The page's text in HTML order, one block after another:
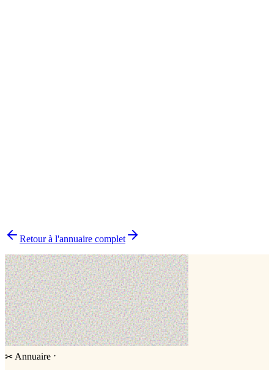
Pourquoi choisir un pâtissier indépendant ?
Retour à l'annuaire complet
✂ Annuaire ·